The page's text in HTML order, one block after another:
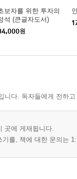
산 가격이 더 오를까?
승을 초래한다
더 많이 오르는가?
심히 하면 빨리 망한
중요하다
옥 같은 일들
보자를 위한 투자의
석 (큰글자도서)
원
니다. 독자들에게 전하
곳에 게재됩니다.
를, 책에 대한 문의는